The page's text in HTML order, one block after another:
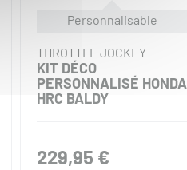
Personnalisable
THROTTLE JOCKEY
KIT DÉCO
PERSONNALISÉ HONDA
HRC BALDY
229,95 €